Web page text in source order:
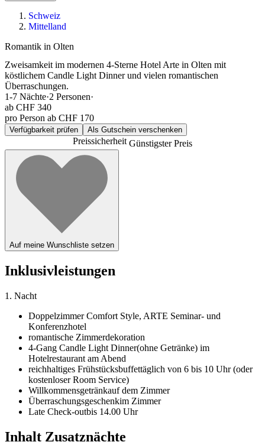
Schweiz
Mittelland
Romantik in Olten
Zweisamkeit im modernen 4-Sterne Hotel Arte in Olten mit
köstlichem Candle Light Dinner und vielen romantischen
Überraschungen.
1-7 Nächte·2 Personen·
ab CHF 340
pro Person ab CHF 170
Verfügbarkeit prüfen Als Gutschein verschenken
PreissicherheitGünstigster Preis
Auf meine Wunschliste setzen
Inklusivleistungen
1. Nacht
Doppelzimmer Comfort Style, ARTE Seminar- und
Konferenzhotel
romantische Zimmerdekoration
4-Gang Candle Light Dinner(ohne Getränke) im
Hotelrestaurant am Abend
reichhaltiges Frühstücksbuffettäglich von 6 bis 10 Uhr (oder
kostenloser Room Service)
Willkommensgetränkauf dem Zimmer
Überraschungsgeschenkim Zimmer
Late Check-outbis 14.00 Uhr
Inhalt Zusatznächte